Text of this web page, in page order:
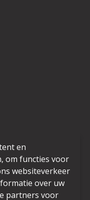
en
om functies voor
websiteverkeer
over uw
partners voor